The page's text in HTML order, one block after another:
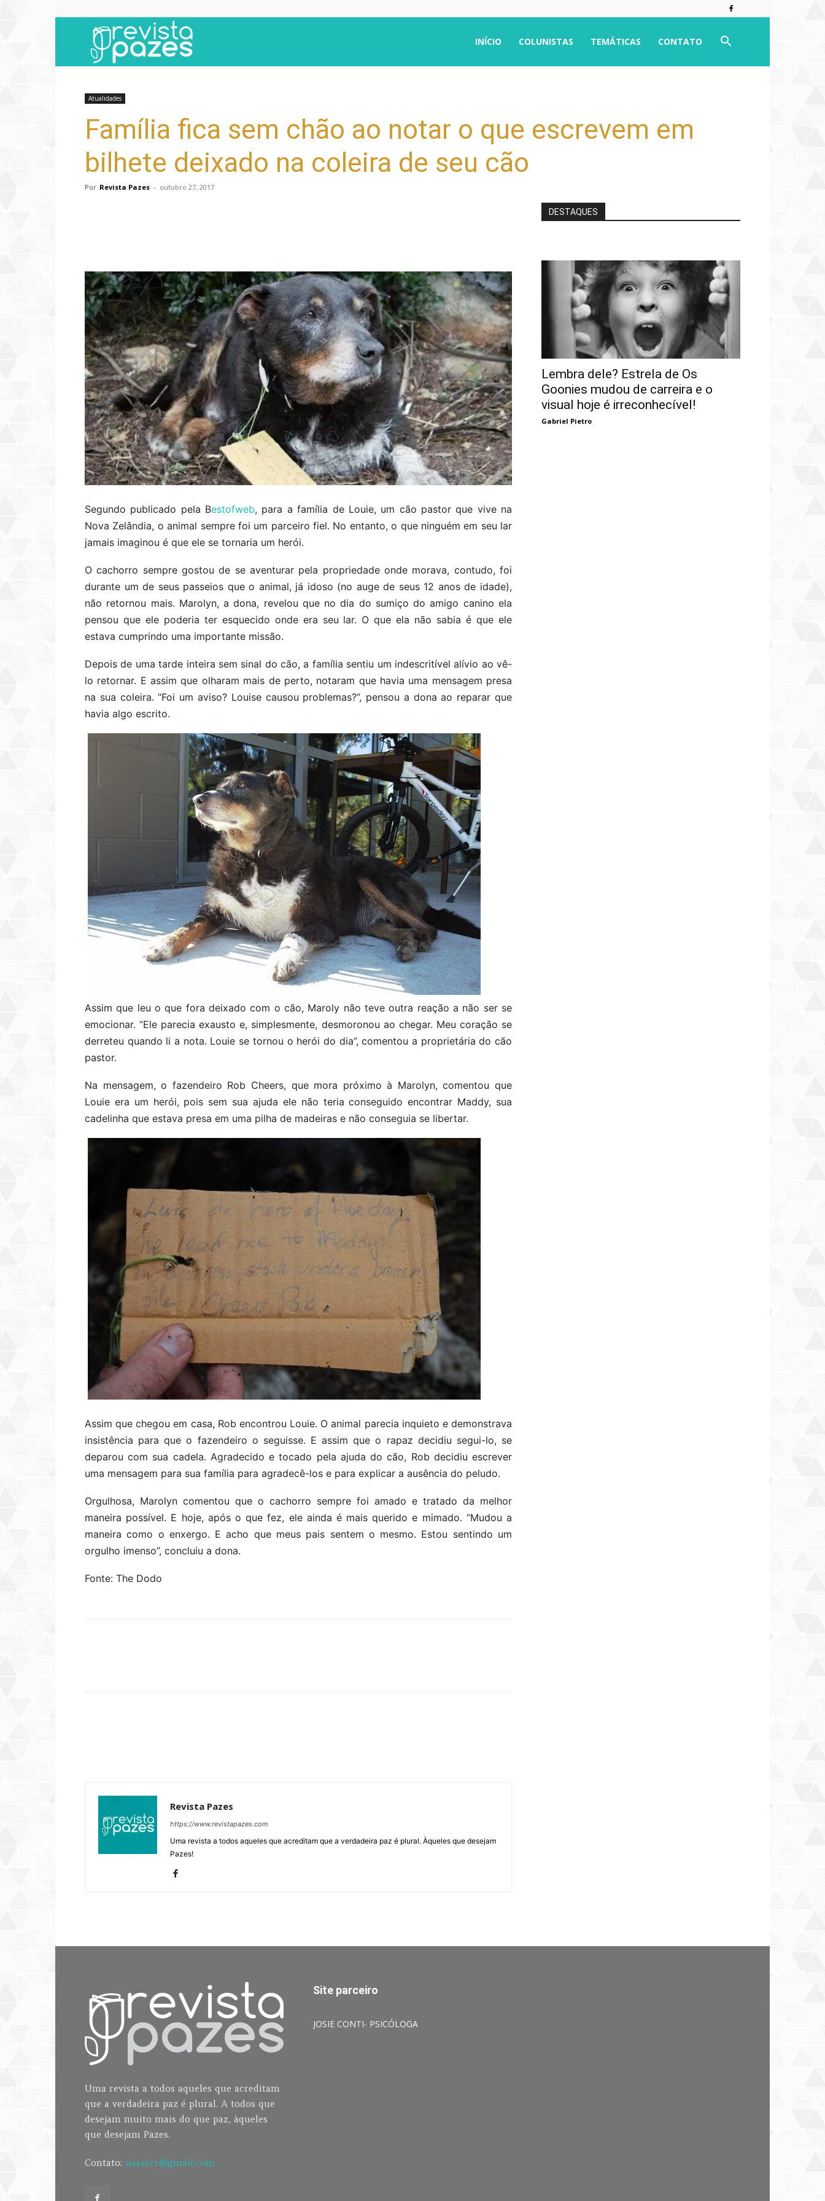
INÍCIO COLUNISTAS TEMÁTICAS CONTATO
Atualidades
Família fica sem chão ao notar o que escrevem em
bilhete deixado na coleira de seu cão
Por Revista Pazes - outubro 27, 2017
Segundo publicado pela Bestofweb, para a família de Louie, um cão pastor que vive na
Nova Zelândia, o animal sempre foi um parceiro fiel. No entanto, o que ninguém em seu lar
jamais imaginou é que ele se tornaria um herói.
O cachorro sempre gostou de se aventurar pela propriedade onde morava, contudo, foi
durante um de seus passeios que o animal, já idoso (no auge de seus 12 anos de idade),
não retornou mais. Marolyn, a dona, revelou que no dia do sumiço do amigo canino ela
pensou que ele poderia ter esquecido onde era seu lar. O que ela não sabia é que ele
estava cumprindo uma importante missão.
Depois de uma tarde inteira sem sinal do cão, a família sentiu um indescritível alívio ao vê-
lo retornar. E assim que olharam mais de perto, notaram que havia uma mensagem presa
na sua coleira. “Foi um aviso? Louise causou problemas?”, pensou a dona ao reparar que
havia algo escrito.
Assim que leu o que fora deixado com o cão, Maroly não teve outra reação a não ser se
emocionar. “Ele parecia exausto e, simplesmente, desmoronou ao chegar. Meu coração se
derreteu quando li a nota. Louie se tornou o herói do dia”, comentou a proprietária do cão
pastor.
Na mensagem, o fazendeiro Rob Cheers, que mora próximo à Marolyn, comentou que
Louie era um herói, pois sem sua ajuda ele não teria conseguido encontrar Maddy, sua
cadelinha que estava presa em uma pilha de madeiras e não conseguia se libertar.
Assim que chegou em casa, Rob encontrou Louie. O animal parecia inquieto e demonstrava
insistência para que o fazendeiro o seguisse. E assim que o rapaz decidiu segui-lo, se
deparou com sua cadela. Agradecido e tocado pela ajuda do cão, Rob decidiu escrever
uma mensagem para sua família para agradecê-los e para explicar a ausência do peludo.
Orgulhosa, Marolyn comentou que o cachorro sempre foi amado e tratado da melhor
maneira possível. E hoje, após o que fez, ele ainda é mais querido e mimado. “Mudou a
maneira como o enxergo. E acho que meus pais sentem o mesmo. Estou sentindo um
orgulho imenso”, concluiu a dona.
Fonte: The Dodo
Revista Pazes
https://www.revistapazes.com
Uma revista a todos aqueles que acreditam que a verdadeira paz é plural. Àqueles que desejam
Pazes!
DESTAQUES
Lembra dele? Estrela de Os
Goonies mudou de carreira e o
visual hoje é irreconhecível!
Gabriel Pietro
Uma revista a todos aqueles que acreditam
que a verdadeira paz é plural. A todos que
desejam muito mais do que paz, àqueles
que desejam Pazes.
Contato: nararcr@gmail.com
Site parceiro
JOSIE CONTI- PSICÓLOGA